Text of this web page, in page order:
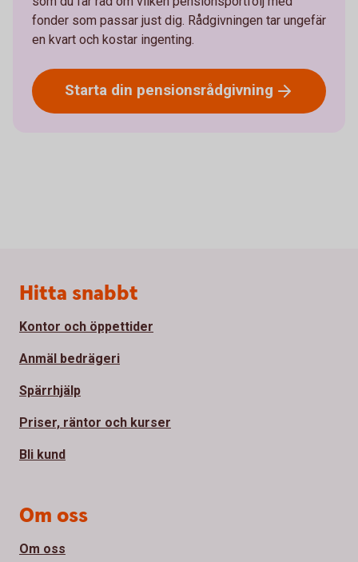
fonder som passar just dig. Rådgivningen tar ungefär
en kvart och kostar ingenting.
Starta din pensionsrådgivning
Sidfot
Hitta snabbt
Kontor och öppettider
Anmäl bedrägeri
Spärrhjälp
Priser, räntor och kurser
Bli kund
Om oss
Om oss